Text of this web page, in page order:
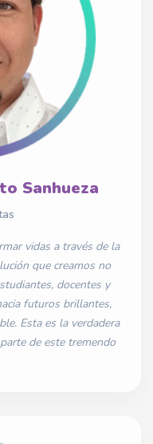
Sanhueza
vidas a través de la
que creamos no
docentes y
futuros brillantes,
Esta es la verdadera
de este tremendo